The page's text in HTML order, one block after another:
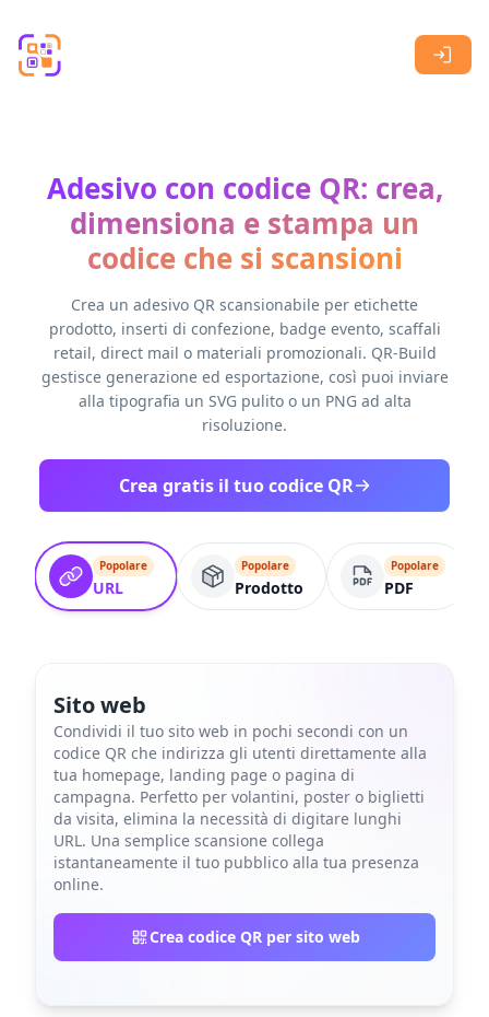
Adesivo con codice QR: crea,
dimensiona e stampa un
codice che si scansioni
Crea un adesivo QR scansionabile per etichette
prodotto, inserti di confezione, badge evento, scaffali
retail, direct mail o materiali promozionali. QR-Build
gestisce generazione ed esportazione, così puoi inviare
alla tipografia un SVG pulito o un PNG ad alta
risoluzione.
Crea gratis il tuo codice QR
Popolare
URL
Popolare
Prodotto
Popolare
PDF
Sito web
Condividi il tuo sito web in pochi secondi con un
codice QR che indirizza gli utenti direttamente alla
tua homepage, landing page o pagina di
campagna. Perfetto per volantini, poster o biglietti
da visita, elimina la necessità di digitare lunghi
URL. Una semplice scansione collega
istantaneamente il tuo pubblico alla tua presenza
online.
Crea codice QR per sito web